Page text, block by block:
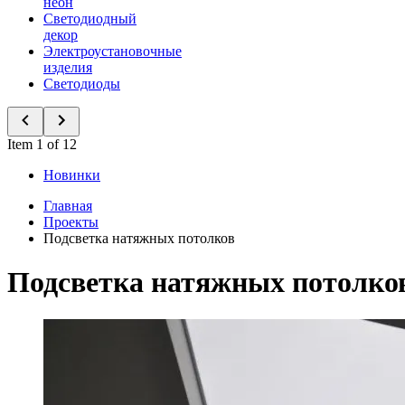
Светодиодный
декор
Электроустановочные
изделия
Светодиоды
Item 1 of 12
Новинки
Главная
Проекты
Подсветка натяжных потолков
Подсветка натяжных